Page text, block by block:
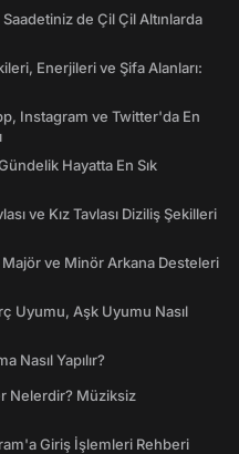
de Çil Çil Altınlarda
Enerjileri ve Şifa Alanları:
Instagram ve Twitter'da En
Hayatta En Sık
ve Kız Tavlası Diziliş Şekilleri
Majör ve Minör Arkana Desteleri
Uyumu, Aşk Uyumu Nasıl
Nasıl Yapılır?
Nelerdir? Müziksiz
Giriş İşlemleri Rehberi